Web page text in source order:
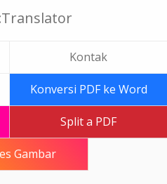
Translator
Kontak
Konversi PDF ke Word
Split a PDF
Gambar